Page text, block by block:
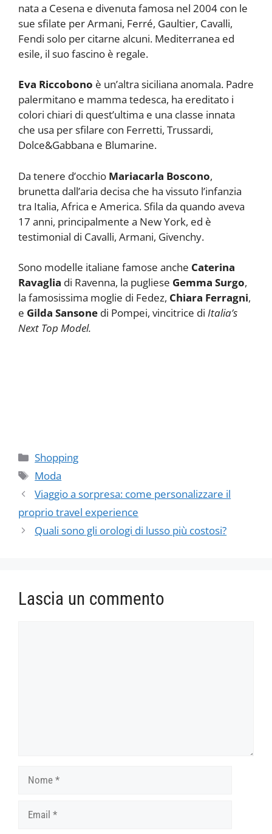
nata a Cesena e divenuta famosa nel 2004 con le
sue sfilate per Armani, Ferré, Gaultier, Cavalli,
Fendi solo per citarne alcuni. Mediterranea ed
esile, il suo fascino è regale.
Eva Riccobono è un’altra siciliana anomala. Padre
palermitano e mamma tedesca, ha ereditato i
colori chiari di quest’ultima e una classe innata
che usa per sfilare con Ferretti, Trussardi,
Dolce&Gabbana e Blumarine.
Da tenere d’occhio Mariacarla Boscono,
brunetta dall’aria decisa che ha vissuto l’infanzia
tra Italia, Africa e America. Sfila da quando aveva
17 anni, principalmente a New York, ed è
testimonial di Cavalli, Armani, Givenchy.
Sono modelle italiane famose anche Caterina
Ravaglia di Ravenna, la pugliese Gemma Surgo,
la famosissima moglie di Fedez, Chiara Ferragni,
e Gilda Sansone di Pompei, vincitrice di Italia’s
Next Top Model.
Categorie
Shopping
Tag
Moda
Viaggio a sorpresa: come personalizzare il
proprio travel experience
Quali sono gli orologi di lusso più costosi?
Lascia un commento
Nome
Email